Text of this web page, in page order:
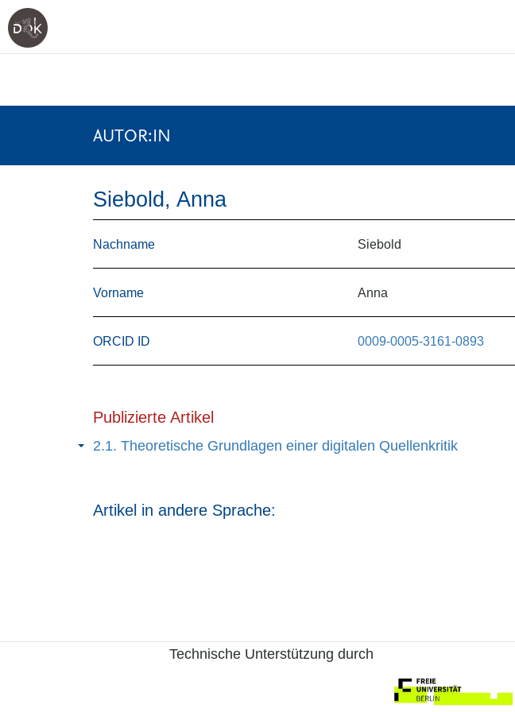
AUTOR:IN
Siebold, Anna
Nachname Siebold
Vorname Anna
ORCID ID 0009-0005-3161-0893
Publizierte Artikel
2.1. Theoretische Grundlagen einer digitalen Quellenkritik
Artikel in andere Sprache:
Technische Unterstützung durch